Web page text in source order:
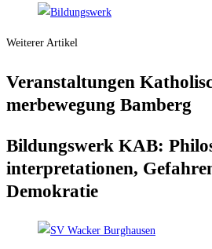
Weiterer Artikel
Ver­an­stal­tun­gen
mer­be­we­gung Bamberg
Bil­dungs­werk KAB:
in­ter­pre­ta­tio­nen,
Demokratie